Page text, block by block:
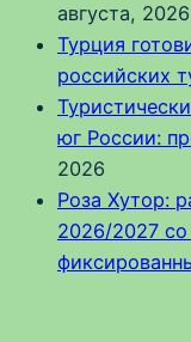
августа, 2026
Турция
российских
юг России:
2026
Роза Хутор:
2026/2027